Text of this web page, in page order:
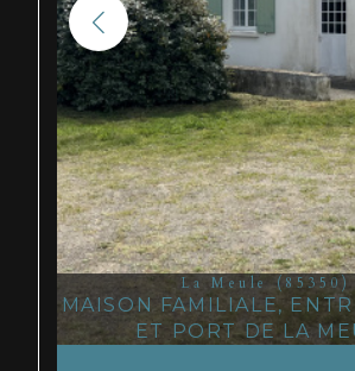
La Meule (85350)
MAISON FAMILIALE,
ET PORT DE LA